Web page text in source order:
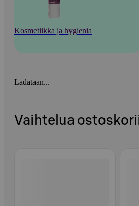
Kosmetiikka ja hygienia
Ladataan...
Vaihtelua